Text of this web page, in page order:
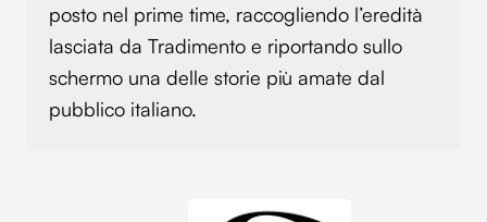
posto nel prime time, raccogliendo l’eredità
lasciata da Tradimento e riportando sullo
schermo una delle storie più amate dal
pubblico italiano.